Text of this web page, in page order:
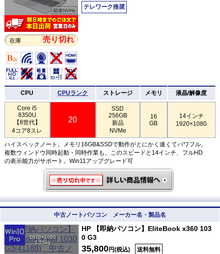
在庫 売り切れ
テレワーク推奨
CPU CPUランク ストレージ メモリ 液晶/解像度
Core i5
8350U
【8世代】
4コア8スレ
20
SSD
256GB
新品
NVMe
16
GB
14インチ
1920×1080
ハイスペックノート。メモリ16GB&SSDで動作がとにかく速くてパワフル。
複数ウィンドウ同時起動・同時作業も、このスピードと14インチ、フルHD
の表示能力がサポート。Win11アップグレード可
中古ノートパソコン メーカー名・製品名
1920×1080
1.25kg
HP 【即納パソコン】EliteBook x360 103
0 G3
35,800円(税込) 送料無料